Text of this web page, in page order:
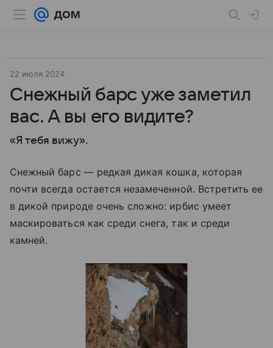
22 июля 2024
Снежный барс уже заметил
вас. А вы его видите?
«Я тебя вижу».
Снежный барс — редкая дикая кошка, которая
почти всегда остается незамеченной. Встретить ее
в дикой природе очень сложно: ирбис умеет
маскироваться как среди снега, так и среди
камней.